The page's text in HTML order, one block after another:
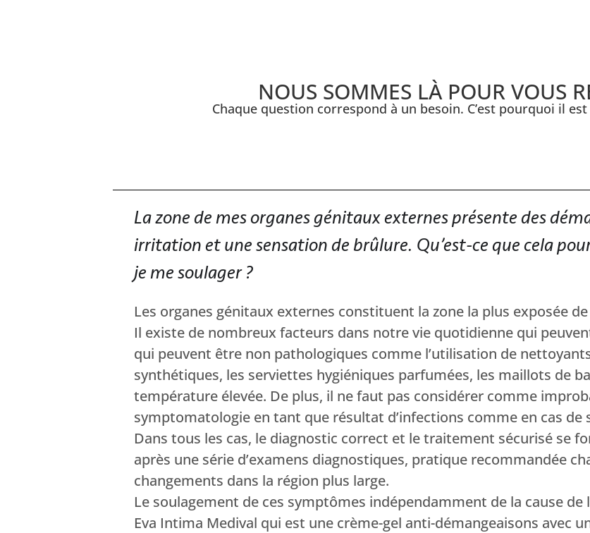
NOUS SOMMES LÀ POUR VOUS
Chaque question correspond à un besoin. C’est pourquoi il
La zone de mes organes génitaux externes présente des
irritation et une sensation de brûlure. Qu’est-ce que cela
je me soulager ?
Les organes génitaux externes constituent la zone la plus exposée
Il existe de nombreux facteurs dans notre vie quotidienne qui
qui peuvent être non pathologiques comme l’utilisation de
synthétiques, les serviettes hygiéniques parfumées, les maillots de
température élevée. De plus, il ne faut pas considérer comme
symptomatologie en tant que résultat d’infections comme en cas de
Dans tous les cas, le diagnostic correct et le traitement sécurisé se
après une série d’examens diagnostiques, pratique recommandée
changements dans la région plus large.
Le soulagement de ces symptômes indépendamment de la cause
Eva Intima Medival qui est une crème-gel anti-démangeaisons avec